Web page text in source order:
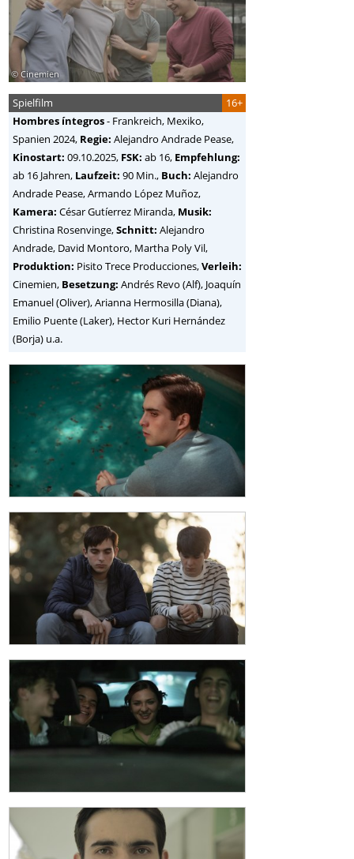
© Cinemien
16+
Spielfilm
Hombres íntegros- Frankreich, Mexiko,
Spanien 2024, Regie: Alejandro Andrade Pease,
Kinostart: 09.10.2025, FSK: ab 16, Empfehlung:
ab 16 Jahren, Laufzeit: 90 Min., Buch: Alejandro
Andrade Pease, Armando López Muñoz,
Kamera: César Gutíerrez Miranda, Musik:
Christina Rosenvinge,Schnitt: Alejandro
Andrade, David Montoro, Martha Poly Vil,
Produktion: Pisito Trece Producciones,Verleih:
Cinemien, Besetzung: Andrés Revo (Alf), Joaquín
Emanuel (Oliver), Arianna Hermosilla (Diana),
Emilio Puente (Laker), Hector Kuri Hernández
(Borja) u.a.